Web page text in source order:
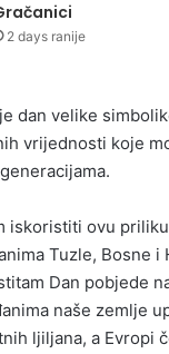
2 days ranije
dan velike
vrijednosti koje
iskoristiti ovu
Tuzle, Bosne i
Dan pobjede
naše zemlje
ljiljana, a Evropi